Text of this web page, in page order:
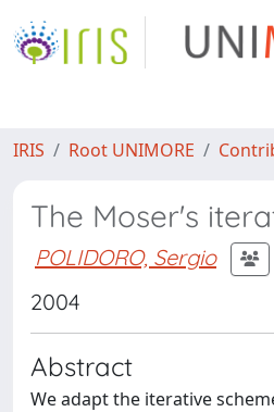
IRIS Root UNIMORE
The Moser's
POLIDORO, Sergio
2004
Abstract
We adapt the iterative